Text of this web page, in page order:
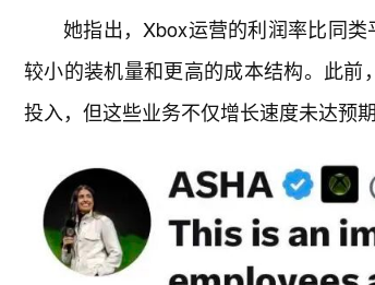
她指出，Xbox运营的利润率比同
较小的装机量和更高的成本结构。此
投入，但这些业务不仅增长速度未达预